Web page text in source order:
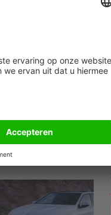
loopt 15
euro winst
Iranoorlog